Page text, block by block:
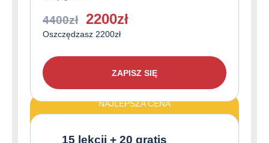
4400zł
Pierwotna
cena
2200złAktualna
Oszczędzasz 2200zł
ZAPISZ SIĘ
NAJLEPSZA CENA
15 lekcji + 20 gratis